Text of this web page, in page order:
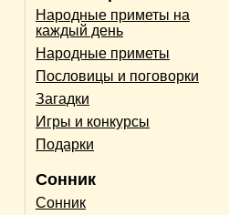
Народные приметы на
каждый день
Народные приметы
Пословицы и поговорки
Загадки
Игры и конкурсы
Подарки
Сонник
Сонник